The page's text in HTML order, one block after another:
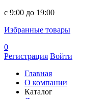
c 9:00 до 19:00
Избранные товары
0
Регистрация Войти
Главная
О компании
Каталог